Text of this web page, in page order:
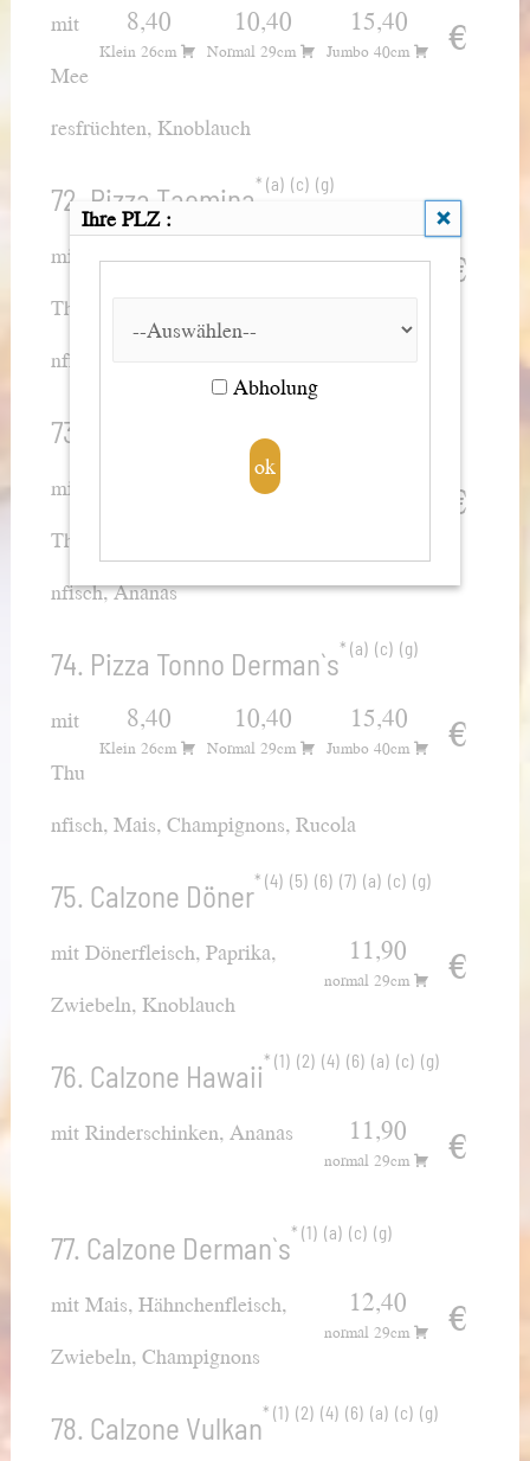
8,40
Klein 26cm
10,40
Normal 29cm
15,40
Jumbo 40cm €
mit
Mee
resfrüchten, Knoblauch
72. Pizza Taomina a c g
8,40 10,40 15,40 €
mit
Thu
nfisch, Zwiebeln
73. Pizza Tonno Spezial
10,40 €
mit
Thu
nfisch, Ananas
74. Pizza Tonno Derman`s a c g
8,40
Klein 26cm
10,40
Normal 29cm
15,40
Jumbo 40cm €
mit
Thu
nfisch, Mais, Champignons, Rucola
75. Calzone Döner 4 5 6 7 a c g
11,90
normal 29cm €
mit Dönerfleisch, Paprika,
Zwiebeln, Knoblauch
76. Calzone Hawaii 1 2 4 6 a c g
11,90
normal 29cm €
mit Rinderschinken, Ananas
77. Calzone Derman`s 1 a c g
12,40
normal 29cm €
mit Mais, Hähnchenfleisch,
Zwiebeln, Champignons
78. Calzone Vulkan 1 2 4 6 a c g
Ihre PLZ :
Abholung